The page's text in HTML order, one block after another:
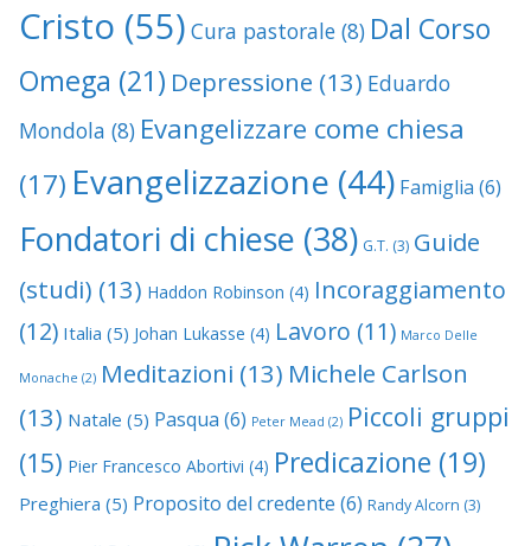
Cristo (55) Cura pastorale (8) Dal Corso
Omega (21) Depressione (13) Eduardo
Mondola (8) Evangelizzare come chiesa
(17) Evangelizzazione (44) Famiglia (6)
Fondatori di chiese (38) G.T. (3) Guide
(studi) (13) Haddon Robinson (4) Incoraggiamento
(12) Italia (5) Johan Lukasse (4) Lavoro (11) Marco Delle
Monache (2) Meditazioni (13) Michele Carlson
(13) Natale (5) Pasqua (6) Peter Mead (2) Piccoli gruppi
(15) Pier Francesco Abortivi (4) Predicazione (19)
Preghiera (5) Proposito del credente (6) Randy Alcorn (3)